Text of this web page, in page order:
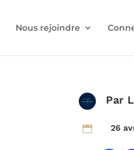
Nous rejoindre
Par
 26